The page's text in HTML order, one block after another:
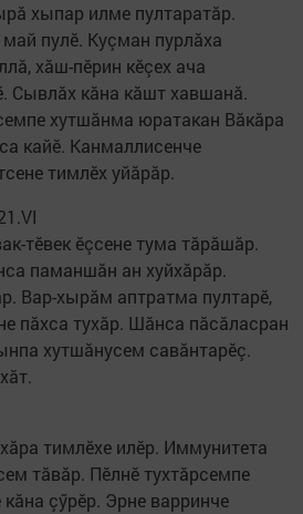
хыпар илме пултаратăр.
пулӗ. Куçман пурлăха
хăш-пӗрин кӗçех ача
Сывлăх кăна кăшт хавшанă.
хутшăнма юратакан Вăкăра
кайӗ. Канмаллисенче
тимлӗх уйăрăр.​
тӗвек ӗçсене тума тăрăшăр.
паманшăн ан хуйхăрăр.
Вар-хырăм аптратма пултарӗ,
пăхса тухăр. Шăнса пăсăласран
хутшăнусем савăнтарӗç.
тимлӗхе илӗр. Иммунитета
тăвăр. Пӗлнӗ тухтăрсемпе
çӳрӗр. Эрне варринче